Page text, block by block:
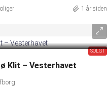
1 år siden
SOLGT
Klit – Vesterhavet